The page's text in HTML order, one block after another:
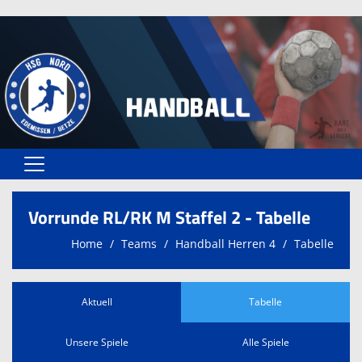
Home
Vorrunde RL/RK M Staffel 2 - Tabelle
Home Teams Handball Herren 4 Tabelle
Aktuell Tabelle
Unsere Spiele Alle Spiele